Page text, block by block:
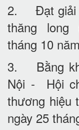
2. Đạt giải
thăng long
tháng 10
3. Bằng
Nội - Hội
thương hiệu
ngày 25